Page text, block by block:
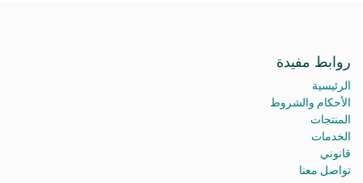
روابط مفيدة
الرئيسية
الأحكام والشروط
المنتجات
الخدمات
قانوني
تواصل معنا